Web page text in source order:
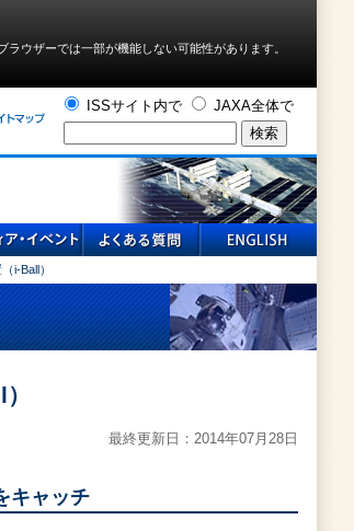
ウザーでは⼀部が機能しない可能性があります。
ISSサイト内で JAXA全体で
i-Ball）
最終更新日：2014年07月28日
キャッチ